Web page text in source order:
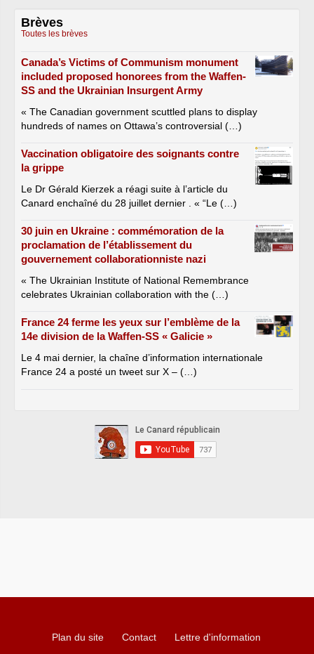
Brèves
Toutes les brèves
Canada’s Victims of Communism monument
included proposed honorees from the Waffen-
SS and the Ukrainian Insurgent Army
« The Canadian government scuttled plans to display
hundreds of names on Ottawa’s controversial (…)
Vaccination obligatoire des soignants contre
la grippe
Le Dr Gérald Kierzek a réagi suite à l’article du
Canard enchaîné du 28 juillet dernier . « “Le (…)
30 juin en Ukraine : commémoration de la
proclamation de l’établissement du
gouvernement collaborationniste nazi
« The Ukrainian Institute of National Remembrance
celebrates Ukrainian collaboration with the (…)
France 24 ferme les yeux sur l’emblème de la
14e division de la Waffen-SS « Galicie »
Le 4 mai dernier, la chaîne d’information internationale
France 24 a posté un tweet sur X – (…)
Plan du site Contact Lettre d'information